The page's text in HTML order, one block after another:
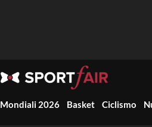
Mondiali 2026 Basket Ciclismo